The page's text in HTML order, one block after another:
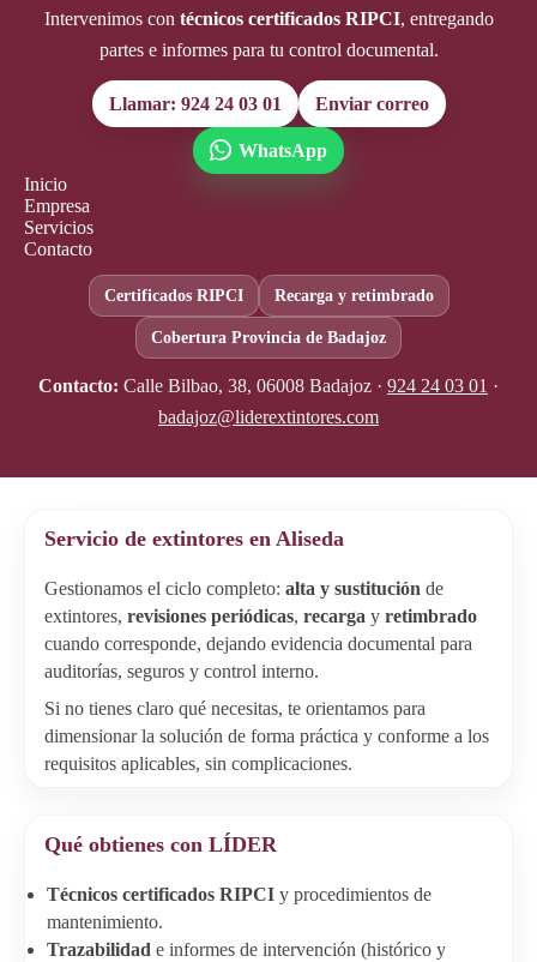
Intervenimos con técnicos certificados RIPCI, entregando
partes e informes para tu control documental.
Llamar: 924 24 03 01 Enviar correo
WhatsApp
Inicio
Empresa
Servicios
Contacto
Certificados RIPCI Recarga y retimbrado
Cobertura Provincia de Badajoz
Contacto: Calle Bilbao, 38, 06008 Badajoz · 924 24 03 01 ·
badajoz@liderextintores.com
Servicio de extintores en Aliseda
Gestionamos el ciclo completo: alta y sustitución de
extintores, revisiones periódicas, recarga y retimbrado
cuando corresponde, dejando evidencia documental para
auditorías, seguros y control interno.
Si no tienes claro qué necesitas, te orientamos para
dimensionar la solución de forma práctica y conforme a los
requisitos aplicables, sin complicaciones.
Qué obtienes con LÍDER
Técnicos certificados RIPCI y procedimientos de
mantenimiento.
Trazabilidad e informes de intervención (histórico y